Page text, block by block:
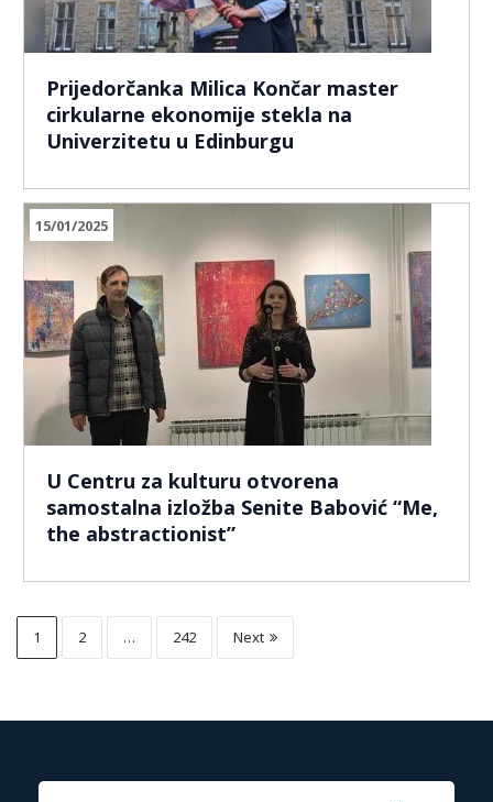
Prijedorčanka Milica Končar master
cirkularne ekonomije stekla na
Univerzitetu u Edinburgu
15/01/2025
U Centru za kulturu otvorena
samostalna izložba Senite Babović “Me,
the abstractionist”
1 2 … 242 Next